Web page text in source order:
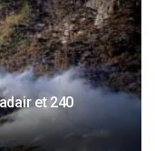
et 240